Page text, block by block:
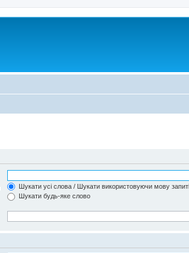
Шукати усі слова / Шукати використовуючи мову
Шукати будь-яке слово